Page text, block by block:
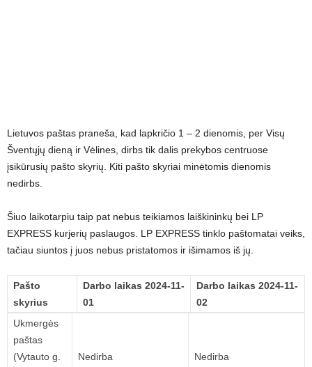
Lietuvos paštas praneša, kad lapkričio 1 – 2 dienomis, per Visų
Šventųjų dieną ir Vėlines, dirbs tik dalis prekybos centruose
įsikūrusių pašto skyrių. Kiti pašto skyriai minėtomis dienomis
nedirbs.
Šiuo laikotarpiu taip pat nebus teikiamos laiškininkų bei LP
EXPRESS kurjerių paslaugos. LP EXPRESS tinklo paštomatai veiks,
tačiau siuntos į juos nebus pristatomos ir išimamos iš jų.
Pašto
skyrius
Darbo laikas 2024-11-
01
Darbo laikas 2024-11-
02
Ukmergės
paštas
(Vytauto g.
Nedirba Nedirba